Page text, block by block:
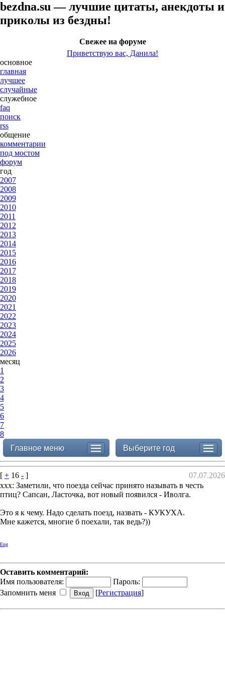
bezdna.su — лучшие цитаты, анекдоты и
приколы из бездны!
Свежее на форуме
Приветствую вас, Данила!
основное
главная
лучшее
случайные
служебное
faq
поиск
rss
общение
комментарии
под мостом
форум
год
2007
2008
2009
2010
2011
2012
2013
2014
2015
2016
2017
2018
2019
2020
2021
2022
2023
2024
2025
2026
месяц
1
2
3
4
5
6
7
8
Главное меню
Выберите год
[ + 16 - ]
07.07.2026
xxx: Заметили, что поезда сейчас принято называть в честь
птиц? Сапсан, Ласточка, вот новый появился - Иволга.
Это я к чему. Надо сделать поезд, назвать - КУКУХА.
Мне кажется, многие б поехали, так ведь?))
Eng
Оставить комментарий:
Имя пользователя:
Пароль:
Запомнить меня
[Регистрация]